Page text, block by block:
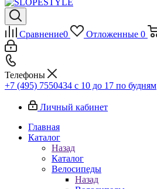
Сравнение0 Отложенные 0
Телефоны
+7 (495) 7550434 с 10 до 17 по будням
Личный кабинет
Главная
Каталог
Назад
Каталог
Велосипеды
Назад